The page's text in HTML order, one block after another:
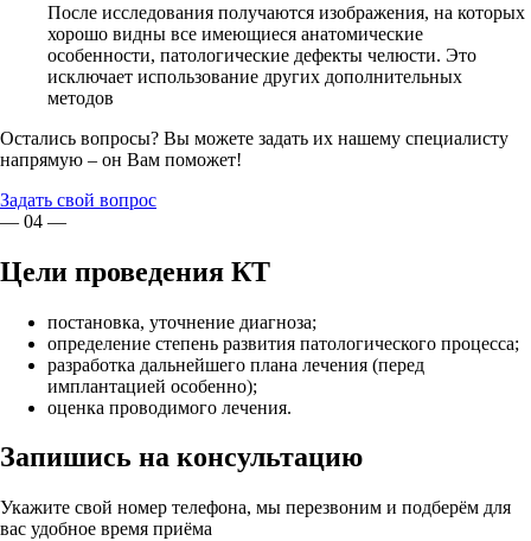
После исследования получаются изображения, на которых
хорошо видны все имеющиеся анатомические
особенности, патологические дефекты челюсти. Это
исключает использование других дополнительных
методов
Остались вопросы? Вы можете задать их нашему специалисту
напрямую – он Вам поможет!
Задать свой вопрос
— 04 —
Цели проведения КТ
постановка, уточнение диагноза;
определение степень развития патологического процесса;
разработка дальнейшего плана лечения (перед
имплантацией особенно);
оценка проводимого лечения.
Запишись на консультацию
Укажите свой номер телефона, мы перезвоним и подберём для
вас удобное время приёма